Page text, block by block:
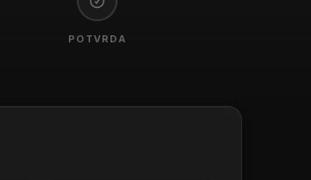
POTVRDA